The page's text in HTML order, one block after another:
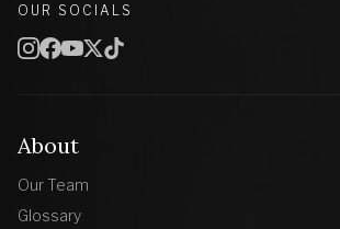
About
Our Team
Glossary
OUR SOCIALS